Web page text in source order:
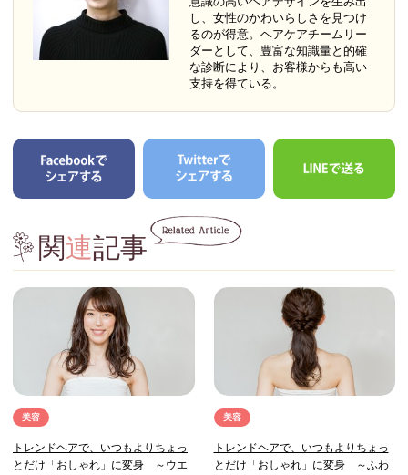
し、女性のかわいらしさを見つけ
るのが得意。ヘアケアチームリー
ダーとして、豊富な知識量と的確
な診断により、お客様からも高い
支持を得ている。
関連記事
美容
トレンドヘアで、いつもよりちょっ
とだけ「おしゃれ」に変身 ～ウエ
美容
トレンドヘアで、いつもよりちょっ
とだけ「おしゃれ」に変身 ～ふわ